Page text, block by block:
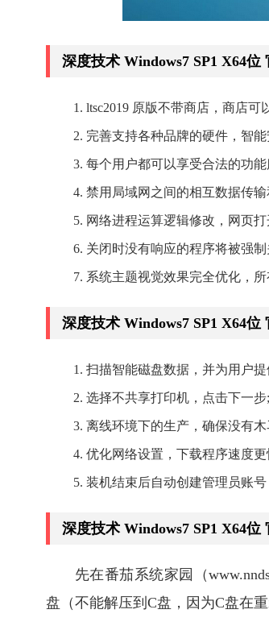
深度技术 Windows7 SP1 X64
ltsc2019 原版不带商店，商店可
完善支持各种品牌的硬件，智能
每个用户都可以享受合法的功
禁用局域网之间的相互数据传
网络进程运算逻辑修改，网页
关闭时没有响应的程序将被强制
系统主题视觉效果完全优化，
深度技术 Windows7 SP1 X64
扫描智能磁盘数据，并为用户
选择不共享打印机，点击下一步;
离线环境下的生产，确保没有木
优化网络设置，下载程序速度更
装机结束后自动创建管理员账
深度技术 Windows7 SP1 X64
先在番茄系统家园（
盘（不能解压到C盘，因为C盘在